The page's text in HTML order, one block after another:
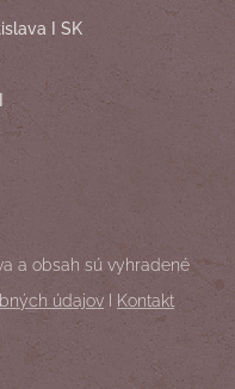
I SK
a obsah sú vyhradené
údajov I Kontakt